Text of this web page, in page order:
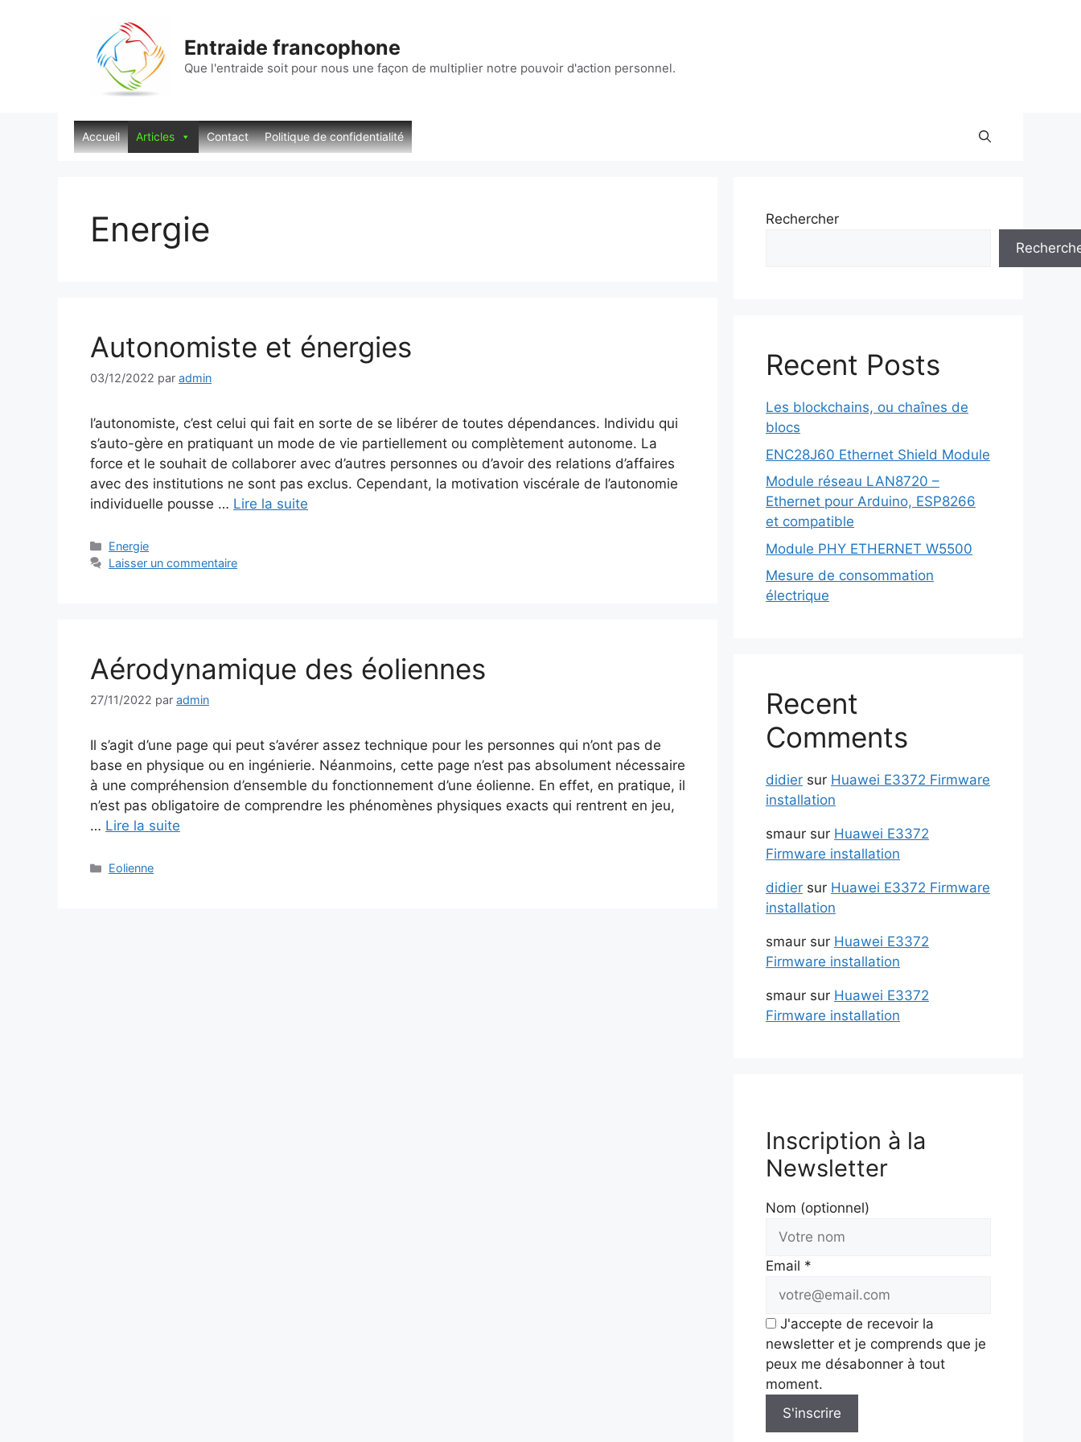
Entraide francophone
Que l'entraide soit pour nous une façon de multiplier notre pouvoir d'action personnel.
Accueil Articles Contact Politique de confidentialité
Energie
Autonomiste et énergies
03/12/2022 par admin
l’autonomiste, c’est celui qui fait en sorte de se libérer de toutes dépendances. Individu qui
s’auto-gère en pratiquant un mode de vie partiellement ou complètement autonome. La
force et le souhait de collaborer avec d’autres personnes ou d’avoir des relations d’affaires
avec des institutions ne sont pas exclus. Cependant, la motivation viscérale de l’autonomie
individuelle pousse … Lire la suite
Catégories
Energie
Laisser un commentaire
Aérodynamique des éoliennes
27/11/2022 par admin
Il s’agit d’une page qui peut s’avérer assez technique pour les personnes qui n’ont pas de
base en physique ou en ingénierie. Néanmoins, cette page n’est pas absolument nécessaire
à une compréhension d’ensemble du fonctionnement d’une éolienne. En effet, en pratique, il
n’est pas obligatoire de comprendre les phénomènes physiques exacts qui rentrent en jeu,
… Lire la suite
Catégories
Eolienne
Rechercher
Recent Posts
Les blockchains, ou chaînes de
blocs
ENC28J60 Ethernet Shield Module
Module réseau LAN8720 –
Ethernet pour Arduino, ESP8266
et compatible
Module PHY ETHERNET W5500
Mesure de consommation
électrique
Recent
Comments
didier sur Huawei E3372 Firmware
installation
smaur sur Huawei E3372
Firmware installation
didier sur Huawei E3372 Firmware
installation
smaur sur Huawei E3372
Firmware installation
smaur sur Huawei E3372
Firmware installation
Inscription à la
Newsletter
Nom (optionnel)
Email *
J'accepte de recevoir la
newsletter et je comprends que je
peux me désabonner à tout
moment.
S'inscrire